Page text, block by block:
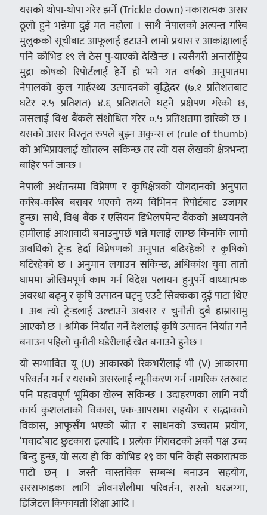
यसको थोपा‑थोपा गरेर झर्ने (Trickle down) नकारात्मक असर
ठूलो हुने भन्नेमा दुई मत नहोला । साथै नेपालको अत्यन्त गरिब
मुलुकको सूचीबाट आफूलाई हटाउने लामो प्रयास र आकांक्षालाई
पनि कोभिड १९ ले ठेस पु‑याएको देखिन्छ । त्यसैगरी अन्तर्राष्ट्रिय
मुद्रा कोषको रिपोर्टलाई हेर्ने हो भने गत वर्षको अनुपातमा
नेपालको कुल गार्हस्थ्य उत्पादनको वृद्धिदर (७.१ प्रतिशतबाट
घटेर २.५ प्रतिशत) ४.६ प्रतिशतले घट्ने प्रक्षेपण गरेको छ,
जसलाई विश्व बैंकले संशोधित गरेर ०.५ प्रतिशतमा झारेको छ ।
यसको असर विस्तृत रुपले बुझ्न अकुन्स ल (rule of thumb)
को अभिप्रायलाई खोतल्न सकिन्छ तर त्यो यस लेखको क्षेत्रभन्दा
बाहिर पर्न जान्छ ।
नेपाली अर्थतन्त्रमा विप्रेषण र कृषिक्षेत्रको योगदानको अनुपात
करिब‑करिब बराबर भएको तथ्य विभिनन रिपोर्टबाट उजागर
हुन्छ। साथै, विश्व बैंक र एसियन डिभेलपमेन्ट बैंकको अध्ययनले
हामीलाई आशावादी बनाउनुपर्छ भन्ने मलाई लाग्छ किनकि लामो
अवधिको ट्रेन्ड हेर्दा विप्रेषणको अनुपात बढिरहेको र कृषिको
घटिरहेको छ । अनुमान लगाउन सकिन्छ, अधिकांश युवा तातो
घाममा जोखिमपूर्ण काम गर्न विदेश पलायन हुनुपर्ने वाध्यात्मक
अवस्था बढ्नु र कृषि उत्पादन घट्नु एउटै सिक्कका दुई पाटा थिए
। अब त्यो ट्रेन्डलाई उल्टाउने अवसर र चुनौती दुबै हाम्रासामु
आएको छ । श्रमिक निर्यात गर्ने देशलाई कृषि उत्पादन निर्यात गर्ने
बनाउन पहिलो चुनौती घडेरीलाई खेत बनाउने हुनेछ ।
यो सम्भावित यू (U) आकारको रिकभरीलाई भी (V) आकारमा
परिवर्तन गर्न र यसको असरलाई न्यूनीकरण गर्न नागरिक स्तरबाट
पनि महत्वपूर्ण भूमिका खेल्न सकिन्छ । उदाहरणका लागि नयाँ
कार्य कुशलताको विकास, एक-आपसमा सहयोग र सद्भावको
विकास, आफूसँग भएको स्रोत र साधनको उच्चतम प्रयोग,
‘मवाद’बाट छुटकारा इत्यादि । प्रत्येक गिरावटको अर्को पक्ष उच्च
बिन्दु हुन्छ, यो सत्य हो कि कोभिड १९ का पनि केही सकारात्मक
पाटो छन् । जस्तैः वास्तविक सम्बन्ध बनाउन सहयोग,
सरसफाइका लागि जीवनशैलीमा परिवर्तन, सस्तो घरजग्गा,
डिजिटल किफायती शिक्षा आदि ।